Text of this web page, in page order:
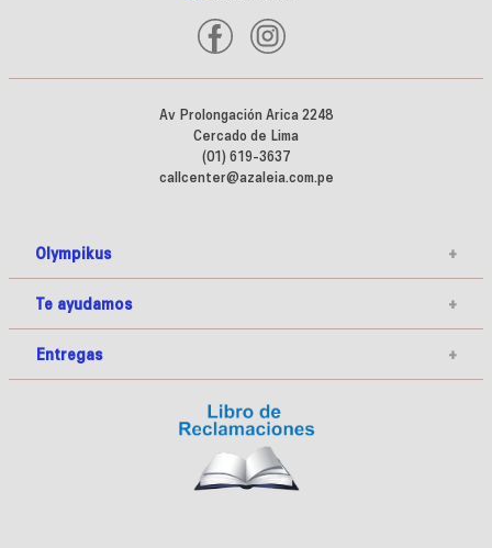
Av Prolongación Arica 2248
Cercado de Lima
(01) 619-3637
callcenter@azaleia.com.pe
Olympikus +
Te ayudamos +
Entregas +